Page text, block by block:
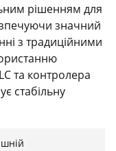
рішенням для
значний
з традиційними
та контролера
стабільну
дозволяє
та іграм —